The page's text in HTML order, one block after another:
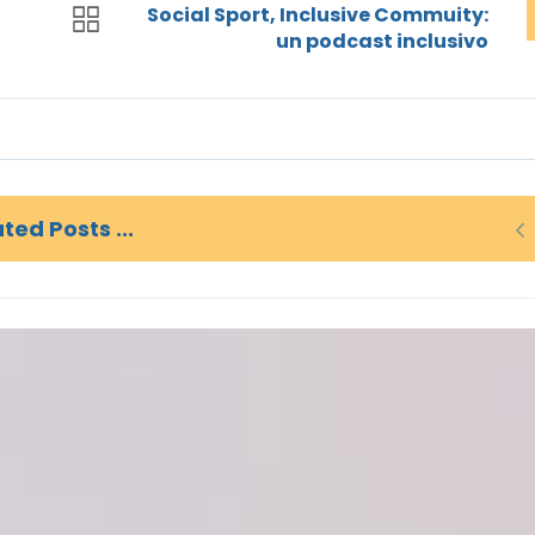
Social Sport, Inclusive Commuity:
un podcast inclusivo
Posts ...